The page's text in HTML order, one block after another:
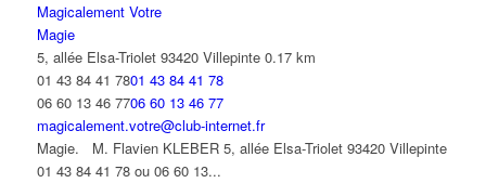
Magicalement Votre
Magie
5, allée Elsa-Triolet 93420 Villepinte 0.17 km
01 43 84 41 7801 43 84 41 78
06 60 13 46 7706 60 13 46 77
magicalement.votre@club-internet.fr
Magie. M. Flavien KLEBER 5, allée Elsa-Triolet 93420 Villepinte
01 43 84 41 78 ou 06 60 13...